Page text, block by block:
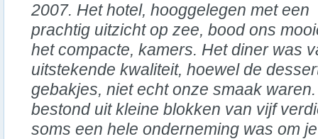
2007. Het hotel, hooggelegen met een
prachtig uitzicht op zee, bood ons
het compacte, kamers. Het diner was
uitstekende kwaliteit, hoewel de
gebakjes, niet echt onze smaak
bestond uit kleine blokken van vijf
soms een hele onderneming was om